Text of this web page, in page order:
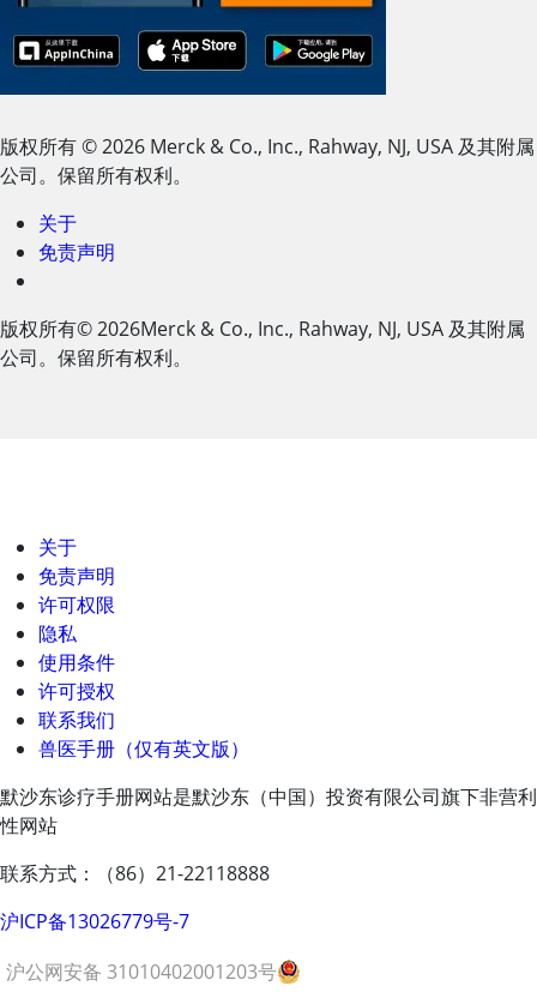
版权所有© 2026 Merck & Co., Inc., Rahway, NJ, USA 及其附属
公司。保留所有权利。
关于
免责声明
版权所有© 2026Merck & Co., Inc., Rahway, NJ, USA 及其附属
公司。保留所有权利。
关于
免责声明
许可权限
隐私
使用条件
许可授权
联系我们
兽医手册（仅有英文版）
默沙东诊疗手册网站是默沙东（中国）投资有限公司旗下非营利
性网站
联系方式：（86）21-22118888
沪ICP备13026779号-7
沪公网安备 31010402001203号